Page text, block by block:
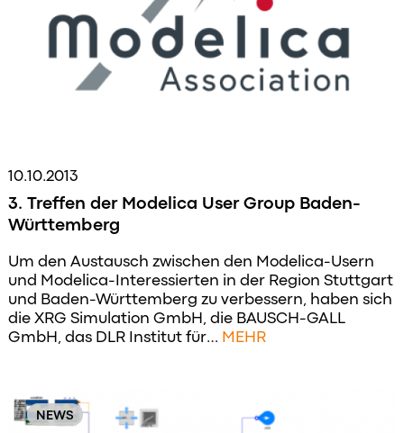
10.10.2013
3. Treffen der Modelica User Group Baden-
Württemberg
Um den Austausch zwischen den Modelica-Usern
und Modelica-Interessierten in der Region Stuttgart
und Baden-Württemberg zu verbessern, haben sich
die XRG Simulation GmbH, die BAUSCH-GALL
GmbH, das DLR Institut für… MEHR
NEWS